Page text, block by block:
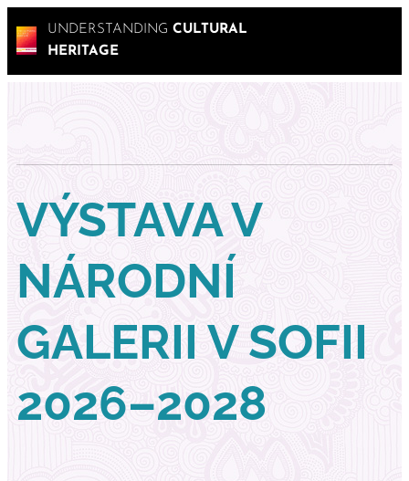
UNDERSTANDING CULTURAL
HERITAGE
VÝSTAVA V
NÁRODNÍ
GALERII V SOFII
2026–2028